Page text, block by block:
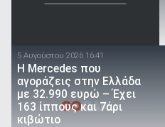
5 Αυγούστου 2026 16:41
Η Mercedes που
αγοράζεις στην Ελλάδα
με 32.990 ευρώ – Έχει
163 ίππους και 7άρι
κιβώτιο